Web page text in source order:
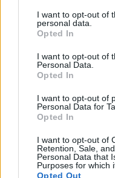
I want to opt-out of
personal data.
Opted In
I want to opt-out of
Personal Data.
Opted In
I want to opt-out of
Personal Data for
Opted In
I want to opt-out of
Retention, Sale,
Personal Data that
Purposes for which
Opted Out
ziariste
41 de ani
Un
special,
câștigă
euro pe